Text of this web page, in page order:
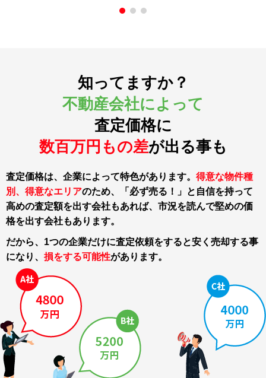
知ってますか？
不動産会社によって
査定価格に
数百万円もの差が出る事も
査定価格は、企業によって特色があります。 得意な物件種
別、得意なエリアのため、「必ず売る！」と自信を持って
高めの査定額を出す会社もあれば、市況を読んで堅めの価
格を出す会社もあります。
だから、1つの企業だけに査定依頼をすると安く売却する事
になり、 損をする可能性があります。